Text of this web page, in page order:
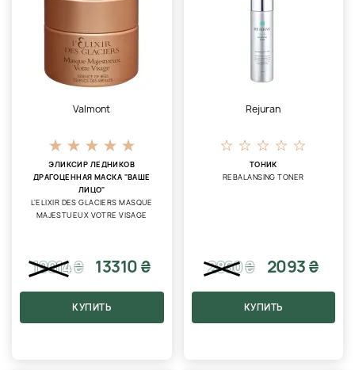
Valmont
ЭЛИКСИР ЛЕДНИКОВ
ДРАГОЦЕННАЯ МАСКА "ВАШЕ
ЛИЦО"
L'ELIXIR DES GLACIERS MASQUE
MAJESTUEUX VOTRE VISAGE
19014₴ 13310 ₴
КУПИТЬ
Rejuran
ТОНИК
REBALANSING TONER
2860₴ 2093 ₴
КУПИТЬ